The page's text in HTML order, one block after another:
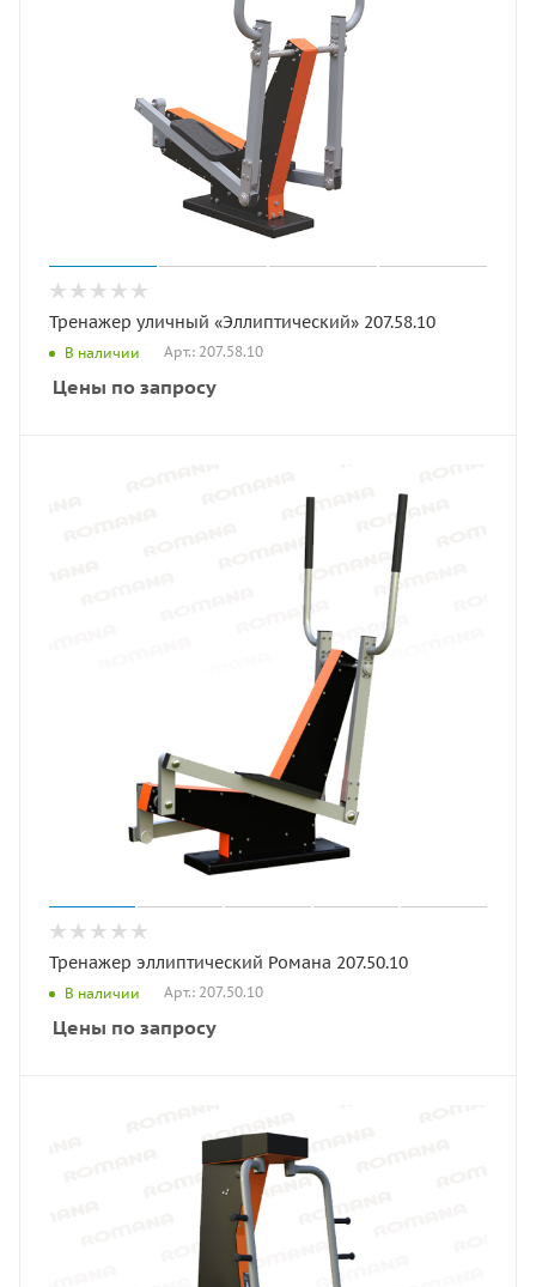
Тренажер уличный «Эллиптический» 207.58.10
В наличии Арт.: 207.58.10
Цены по запросу
Тренажер эллиптический Романа 207.50.10
В наличии Арт.: 207.50.10
Цены по запросу